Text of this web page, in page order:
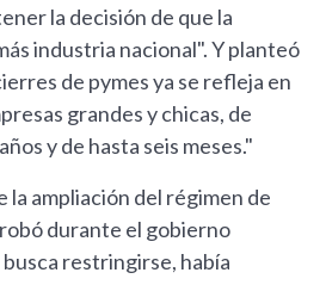
la decisión de que la
industria nacional". Y planteó
de pymes ya se refleja en
grandes y chicas, de
y de hasta seis meses."
la ampliación del régimen de
durante el gobierno
restringirse, había